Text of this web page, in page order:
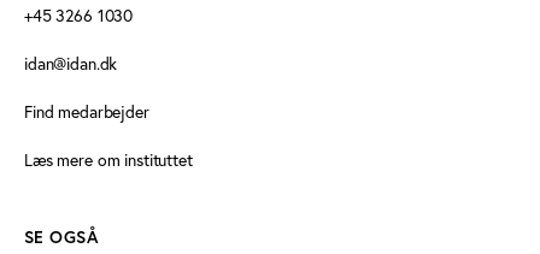
+45 3266 1030
idan@idan.dk
Find medarbejder
Læs mere om instituttet
SE OGSÅ